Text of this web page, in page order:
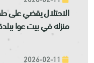
الاحتلال يقضي على
منزله في بيت عوا